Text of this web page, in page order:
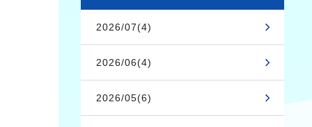
2026/07(4)
2026/06(4)
2026/05(6)